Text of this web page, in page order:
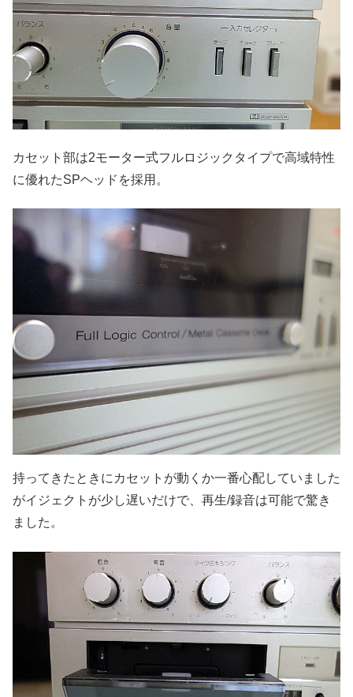
カセット部は2モーター式フルロジックタイプで高域特性
に優れたSPヘッドを採用。
持ってきたときにカセットが動くか一番心配していました
がイジェクトが少し遅いだけで、再生/録音は可能で驚き
ました。